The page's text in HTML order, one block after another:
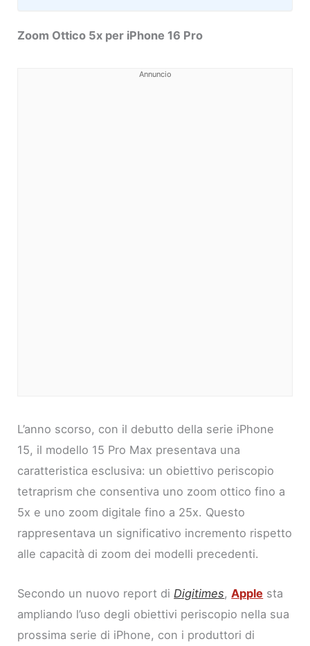
Zoom Ottico 5x per iPhone 16 Pro
Annuncio
L’anno scorso, con il debutto della serie iPhone
15, il modello 15 Pro Max presentava una
caratteristica esclusiva: un obiettivo periscopio
tetraprism che consentiva uno zoom ottico fino a
5x e uno zoom digitale fino a 25x. Questo
rappresentava un significativo incremento rispetto
alle capacità di zoom dei modelli precedenti.
Secondo un nuovo report di Digitimes,Apple sta
ampliando l’uso degli obiettivi periscopio nella sua
prossima serie di iPhone, con i produttori di